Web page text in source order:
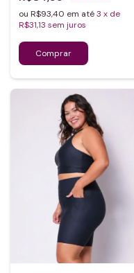
ou R$93,40 em até3 x de
R$31,13 sem juros